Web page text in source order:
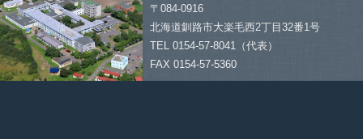
〒084-0916
北海道釧路市大楽毛西2丁目32番1号
TEL 0154-57-8041（代表）
FAX 0154-57-5360